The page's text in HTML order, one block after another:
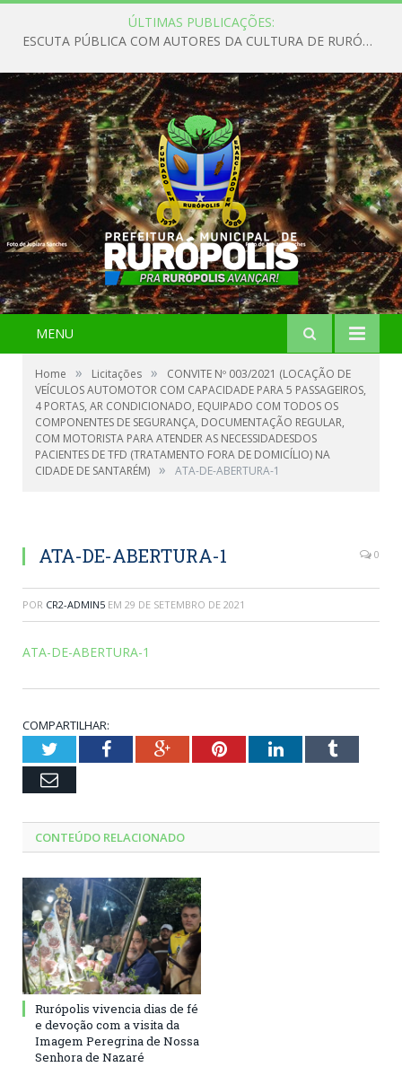
ÚLTIMAS PUBLICAÇÕES:
ESCUTA PÚBLICA COM AUTORES DA CULTURA DE RURÓPOLIS
MENU
Home » Licitações »
CONVITE Nº 003/2021 (LOCAÇÃO DE
VEÍCULOS AUTOMOTOR COM CAPACIDADE PARA 5 PASSAGEIROS,
4 PORTAS, AR CONDICIONADO, EQUIPADO COM TODOS OS
COMPONENTES DE SEGURANÇA, DOCUMENTAÇÃO REGULAR,
COM MOTORISTA PARA ATENDER AS NECESSIDADESDOS
PACIENTES DE TFD (TRATAMENTO FORA DE DOMICÍLIO) NA
CIDADE DE SANTARÉM) » ATA-DE-ABERTURA-1
ATA-DE-ABERTURA-1 0
POR CR2-ADMIN5 EM 29 DE SETEMBRO DE 2021
ATA-DE-ABERTURA-1
COMPARTILHAR:
TwitterFacebookGoogle+PinterestLinkedInTumblr
Email
CONTEÚDO RELACIONADO
Rurópolis vivencia dias de fé
e devoção com a visita da
Imagem Peregrina de Nossa
Senhora de Nazaré